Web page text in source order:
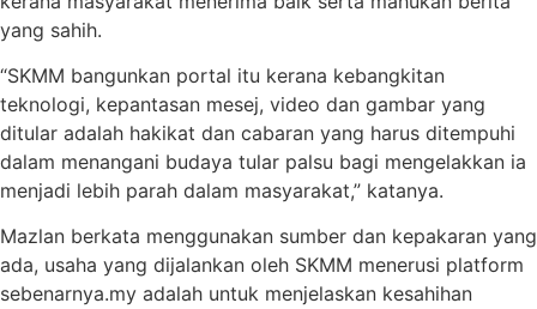
yang sahih.
“SKMM bangunkan portal itu kerana kebangkitan
teknologi, kepantasan mesej, video dan gambar yang
ditular adalah hakikat dan cabaran yang harus ditempuhi
dalam menangani budaya tular palsu bagi mengelakkan ia
menjadi lebih parah dalam masyarakat,” katanya.
Mazlan berkata menggunakan sumber dan kepakaran yang
ada, usaha yang dijalankan oleh SKMM menerusi platform
sebenarnya.my adalah untuk menjelaskan kesahihan